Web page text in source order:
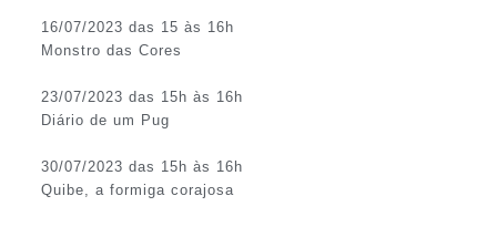
16/07/2023 das 15 às 16h
Monstro das Cores
23/07/2023 das 15h às 16h
Diário de um Pug
30/07/2023 das 15h às 16h
Quibe, a formiga corajosa